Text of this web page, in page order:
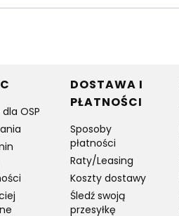
stopce
OSP
DOSTAWA I
PŁATNOŚCI
Sposoby
płatności
Raty/Leasing
Koszty dostawy
Śledź swoją
przesyłkę